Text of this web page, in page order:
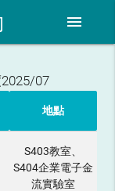
menu
07
地點
S403教室、
S404企業電子金
流實驗室